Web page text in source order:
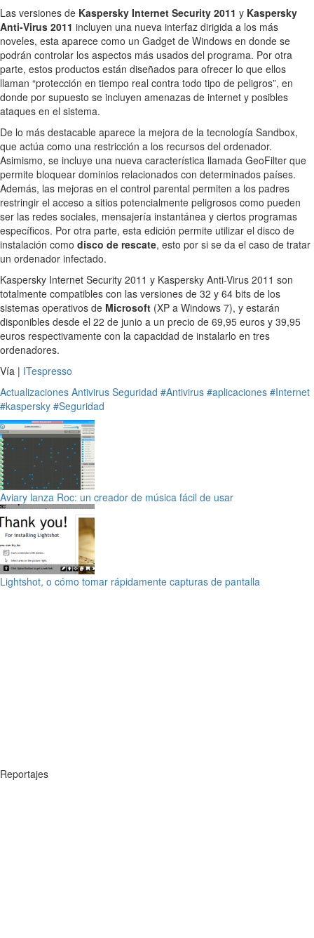
Las versiones de Kaspersky Internet Security 2011 y Kaspersky
Anti-Virus 2011 incluyen una nueva interfaz dirigida a los más
noveles, esta aparece como un Gadget de Windows en donde se
podrán controlar los aspectos más usados del programa. Por otra
parte, estos productos están diseñados para ofrecer lo que ellos
llaman “protección en tiempo real contra todo tipo de peligros”, en
donde por supuesto se incluyen amenazas de internet y posibles
ataques en el sistema.
De lo más destacable aparece la mejora de la tecnología Sandbox,
que actúa como una restricción a los recursos del ordenador.
Asimismo, se incluye una nueva característica llamada GeoFilter que
permite bloquear dominios relacionados con determinados países.
Además, las mejoras en el control parental permiten a los padres
restringir el acceso a sitios potencialmente peligrosos como pueden
ser las redes sociales, mensajería instantánea y ciertos programas
específicos. Por otra parte, esta edición permite utilizar el disco de
instalación como disco de rescate, esto por si se da el caso de tratar
un ordenador infectado.
Kaspersky Internet Security 2011 y Kaspersky Anti-Virus 2011 son
totalmente compatibles con las versiones de 32 y 64 bits de los
sistemas operativos de Microsoft (XP a Windows 7), y estarán
disponibles desde el 22 de junio a un precio de 69,95 euros y 39,95
euros respectivamente con la capacidad de instalarlo en tres
ordenadores.
Vía | ITespresso
Actualizaciones Antivirus Seguridad #Antivirus #aplicaciones #Internet
#kaspersky #Seguridad
Aviary lanza Roc: un creador de música fácil de usar
Lightshot, o cómo tomar rápidamente capturas de pantalla
Reportajes